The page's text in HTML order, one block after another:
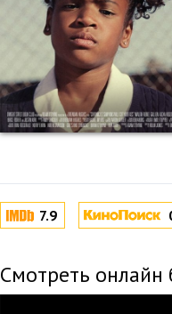
7.9
Смотреть онлайн